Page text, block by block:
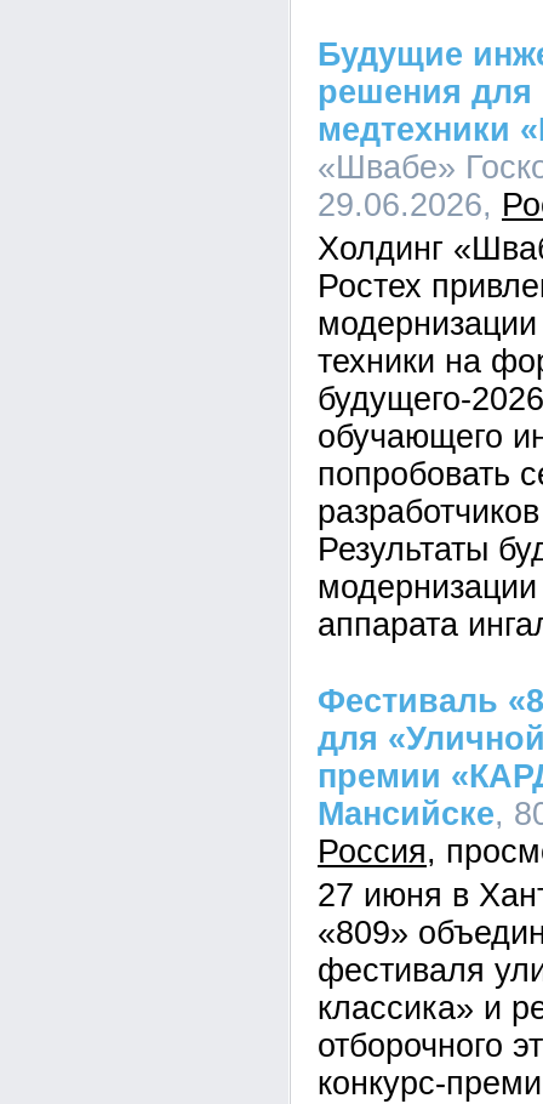
Будущие
решения для
медтехники
«Швабе»
29.06.2026,
Холдинг
Ростех
техники на
будущего-
обучающего
попробовать
Результаты
аппарата
Фестиваль
для
премии
Мансийске,
Россия
27 июня в
«809»
фестиваля
классика» и
отборочного
конкурс-